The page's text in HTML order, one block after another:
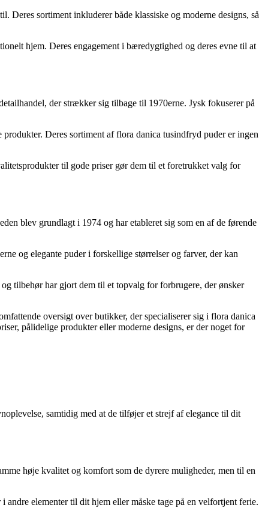
sortiment inkluderer både klassiske og moderne designs, så
hjem. Deres engagement i bæredygtighed og deres evne til at
der strækker sig tilbage til 1970erne. Jysk fokuserer på
Deres sortiment af flora danica tusindfryd puder er ingen
til gode priser gør dem til et foretrukket valg for
blev grundlagt i 1974 og har etableret sig som en af de førende
og elegante puder i forskellige størrelser og farver, der kan
tilbehør har gjort dem til et topvalg for forbrugere, der ønsker
oversigt over butikker, der specialiserer sig i flora danica
pålidelige produkter eller moderne designs, er der noget for
samtidig med at de tilføjer et strejf af elegance til dit
høje kvalitet og komfort som de dyrere muligheder, men til en
elementer til dit hjem eller måske tage på en velfortjent ferie.